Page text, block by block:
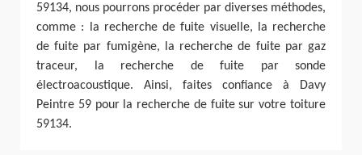
59134, nous pourrons procéder par diverses méthodes,
comme : la recherche de fuite visuelle, la recherche
de fuite par fumigène, la recherche de fuite par gaz
traceur, la recherche de fuite par sonde
électroacoustique. Ainsi, faites confiance à Davy
Peintre 59 pour la recherche de fuite sur votre toiture
59134.